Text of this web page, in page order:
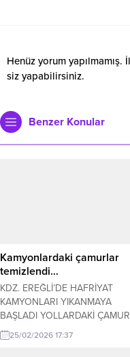
Henüz yorum yapılmamış.
siz yapabilirsiniz.
Benzer Konular
Kamyonlardaki çamurlar
temizlendi…
KDZ. EREĞLİ’DE HAFRİYAT
KAMYONLARI YIKANMAYA
BAŞLADI YOLLARDAKİ
YARI YARIYA AZALDI Kdz.
Askeri Limanın yapımına hafriyat
25/02/2026 17:37